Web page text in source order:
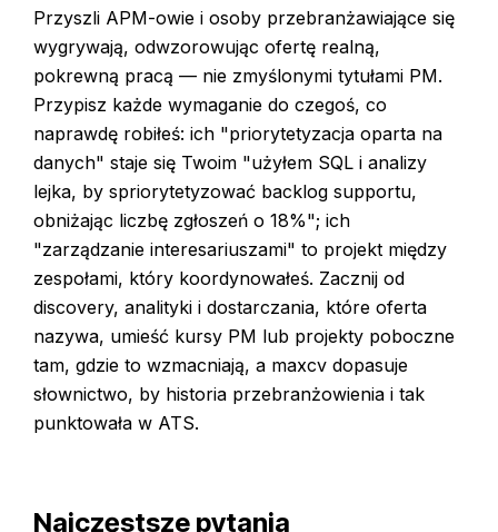
Przyszli APM-owie i osoby przebranżawiające się
wygrywają, odwzorowując ofertę realną,
pokrewną pracą — nie zmyślonymi tytułami PM.
Przypisz każde wymaganie do czegoś, co
naprawdę robiłeś: ich "priorytetyzacja oparta na
danych" staje się Twoim "użyłem SQL i analizy
lejka, by spriorytetyzować backlog supportu,
obniżając liczbę zgłoszeń o 18%"; ich
"zarządzanie interesariuszami" to projekt między
zespołami, który koordynowałeś. Zacznij od
discovery, analityki i dostarczania, które oferta
nazywa, umieść kursy PM lub projekty poboczne
tam, gdzie to wzmacniają, a maxcv dopasuje
słownictwo, by historia przebranżowienia i tak
punktowała w ATS.
Najczęstsze pytania